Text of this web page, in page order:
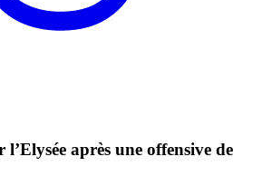
après une offensive de